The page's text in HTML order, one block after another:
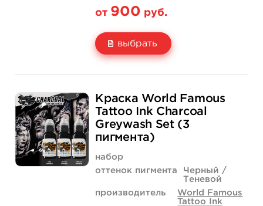
от 900 руб.
выбрать
Цена
Количество
900 руб.
купить
1 520 руб.
Краска World Famous
Tattoo Ink Charcoal
Greywash Set (3
пигмента)
набор
оттенок пигмента
Черный /
Теневой
производитель
World Famous
Tattoo Ink